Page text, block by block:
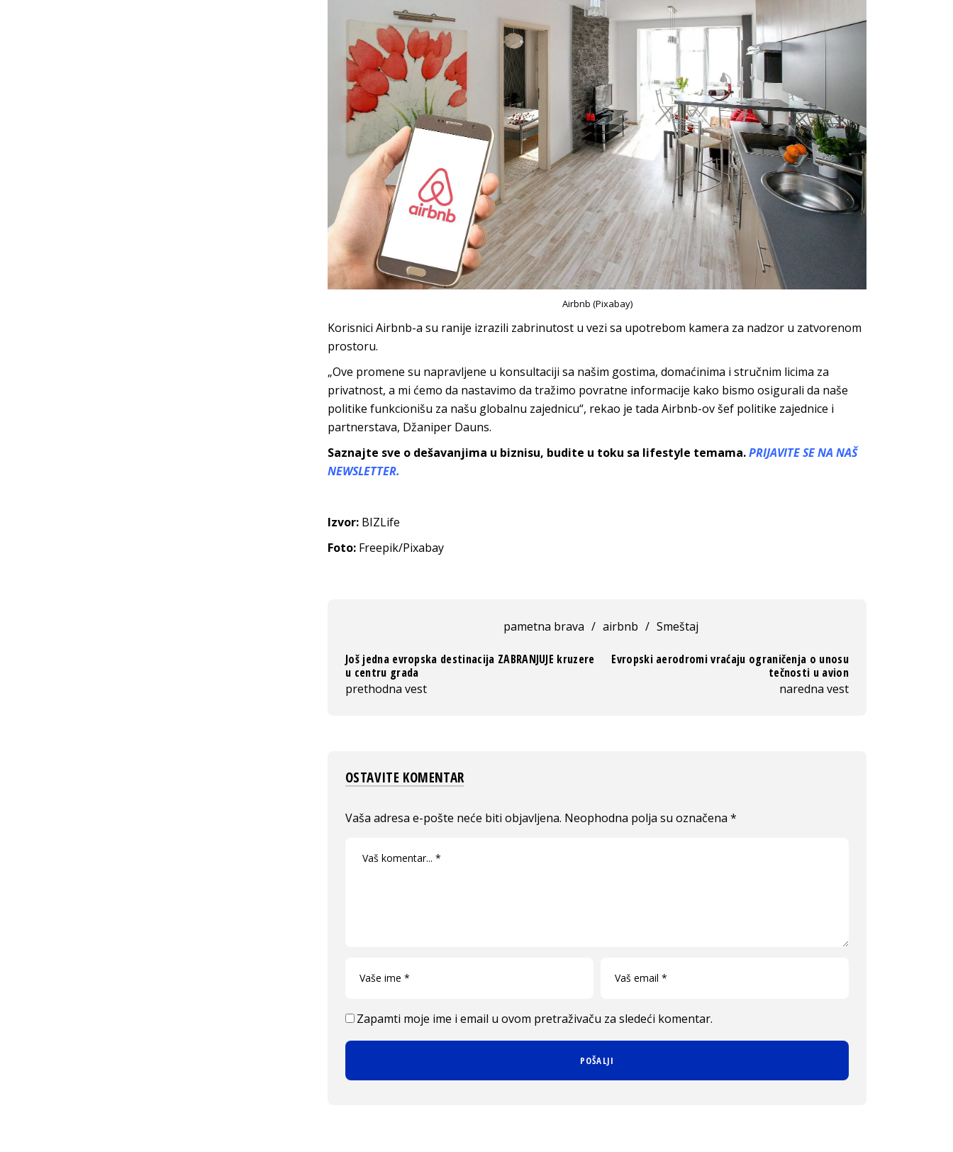
Airbnb (Pixabay)
Korisnici Airbnb-a su ranije izrazili zabrinutost u vezi sa upotrebom kamera za nadzor u zatvorenom
prostoru.
„Ove promene su napravljene u konsultaciji sa našim gostima, domaćinima i stručnim licima za
privatnost, a mi ćemo da nastavimo da tražimo povratne informacije kako bismo osigurali da naše
politike funkcionišu za našu globalnu zajednicu“, rekao je tada Airbnb-ov šef politike zajednice i
partnerstava, Džaniper Dauns.
Saznajte sve o dešavanjima u biznisu, budite u toku sa lifestyle temama.PRIJAVITE SE NA NAŠ
NEWSLETTER.
Izvor: BIZLife
Foto: Freepik/Pixabay
pametna brava / airbnb / Smeštaj
Još jedna evropska destinacija ZABRANJUJE kruzere
u centru grada
prethodna vest
Evropski aerodromi vraćaju ograničenja o unosu
tečnosti u avion
naredna vest
OSTAVITE KOMENTAR
Vaša adresa e-pošte neće biti objavljena. Neophodna polja su označena *
Zapamti moje ime i email u ovom pretraživaču za sledeći komentar.